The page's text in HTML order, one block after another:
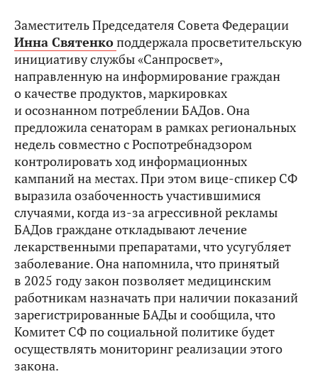
Заместитель Председателя Совета Федерации
Инна Святенкоподдержала просветительскую
инициативу службы «Санпросвет»,
направленную на информирование граждан
о качестве продуктов, маркировках
и осознанном потреблении БАДов. Она
предложила сенаторам в рамках региональных
недель совместно с Роспотребнадзором
контролировать ход информационных
кампаний на местах. При этом вице-спикер СФ
выразила озабоченность участившимися
случаями, когда из‑за агрессивной рекламы
БАДов граждане откладывают лечение
лекарственными препаратами, что усугубляет
заболевание. Она напомнила, что принятый
в 2025 году закон позволяет медицинским
работникам назначать при наличии показаний
зарегистрированные БАДы и сообщила, что
Комитет СФ по социальной политике будет
осуществлять мониторинг реализации этого
закона.